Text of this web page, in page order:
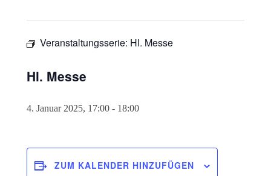
Veranstaltungsserie: Hl. Messe
Hl. Messe
4. Januar 2025, 17:00 - 18:00
ZUM KALENDER HINZUFÜGEN